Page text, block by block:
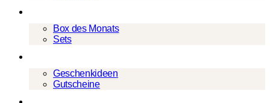
Box des Monats
Sets
Geschenkideen
Gutscheine